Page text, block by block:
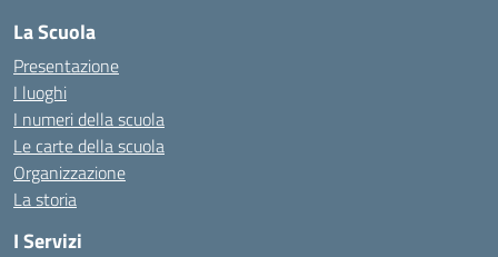
La Scuola
Presentazione
I luoghi
I numeri della scuola
Le carte della scuola
Organizzazione
La storia
I Servizi